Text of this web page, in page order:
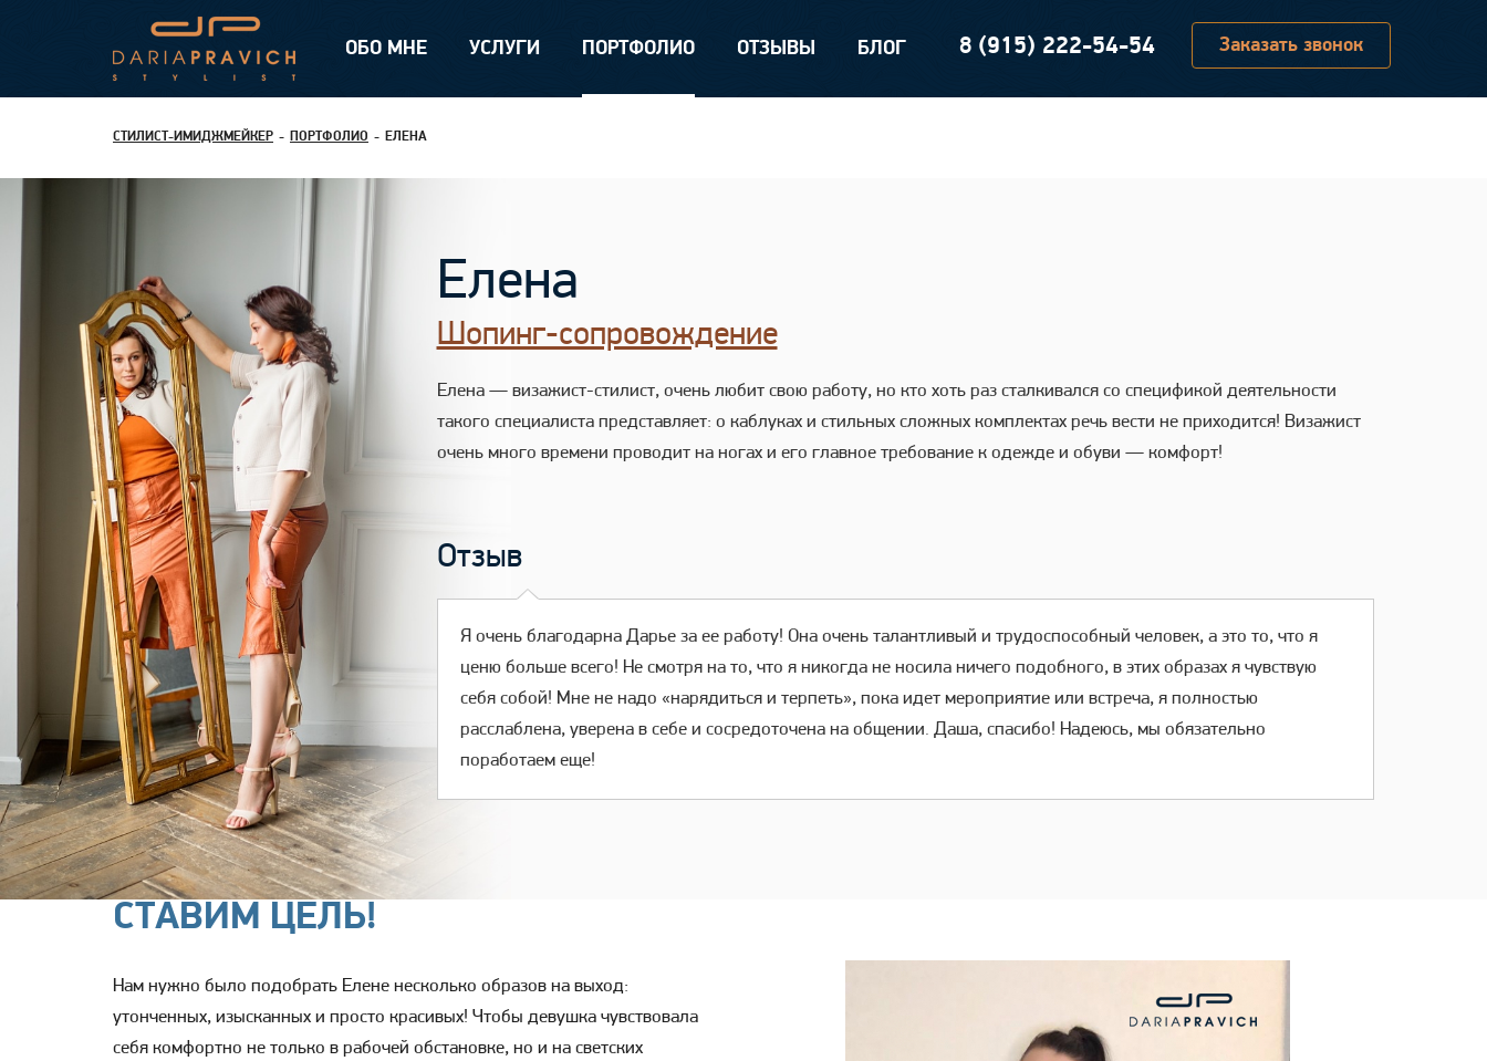
ОБО МНЕ УСЛУГИ ПОРТФОЛИО ОТЗЫВЫ БЛОГ 8 (915) 222-54-54 Заказать звонок
СТИЛИСТ-ИМИДЖМЕЙКЕР ПОРТФОЛИО ЕЛЕНА
Елена
Шопинг-сопровождение
Елена — визажист-стилист, очень любит свою работу, но кто хоть раз сталкивался со спецификой деятельности
такого специалиста представляет: о каблуках и стильных сложных комплектах речь вести не приходится! Визажист
очень много времени проводит на ногах и его главное требование к одежде и обуви — комфорт!
Отзыв
Я очень благодарна Дарье за ее работу! Она очень талантливый и трудоспособный человек, а это то, что я
ценю больше всего! Не смотря на то, что я никогда не носила ничего подобного, в этих образах я чувствую
себя собой! Мне не надо «нарядиться и терпеть», пока идет мероприятие или встреча, я полностью
расслаблена, уверена в себе и сосредоточена на общении. Даша, спасибо! Надеюсь, мы обязательно
поработаем еще!
СТАВИМ ЦЕЛЬ!
Нам нужно было подобрать Елене несколько образов на выход:
утонченных, изысканных и просто красивых! Чтобы девушка чувствовала
себя комфортно не только в рабочей обстановке, но и на светских